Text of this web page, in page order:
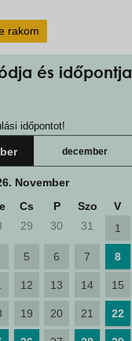
rakom
és időpontja
időpontot!
december
November
Cs P Szo
V
29 30 31 1
5 6 7 8
12 13 14 15
19 20 21 22